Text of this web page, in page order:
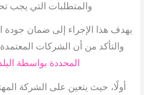
والمتطلبات التي يجب
يهدف هذا الإجراء إلى ضمان جودة
والتأكد من أن الشركات المعتمدة
المحددة بواسطة
أولًا، حيث يتعين على الشركة